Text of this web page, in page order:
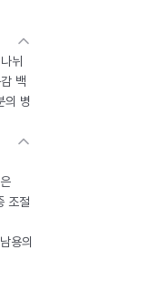
뉘
백
의 병
조절
용의